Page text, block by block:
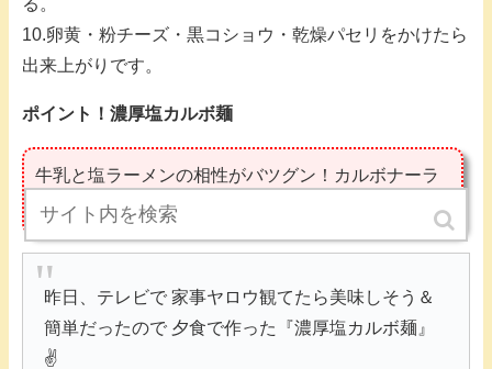
10.卵黄・粉チーズ・黒コショウ・乾燥パセリをかけたら
出来上がりです。
ポイント！濃厚塩カルボ麺
牛乳と塩ラーメンの相性がバツグン！カルボナーラ
風のラーメンになる。
昨日、テレビで 家事ヤロウ観てたら美味しそう＆
簡単だったので 夕食で作った『濃厚塩カルボ麺』
✌️